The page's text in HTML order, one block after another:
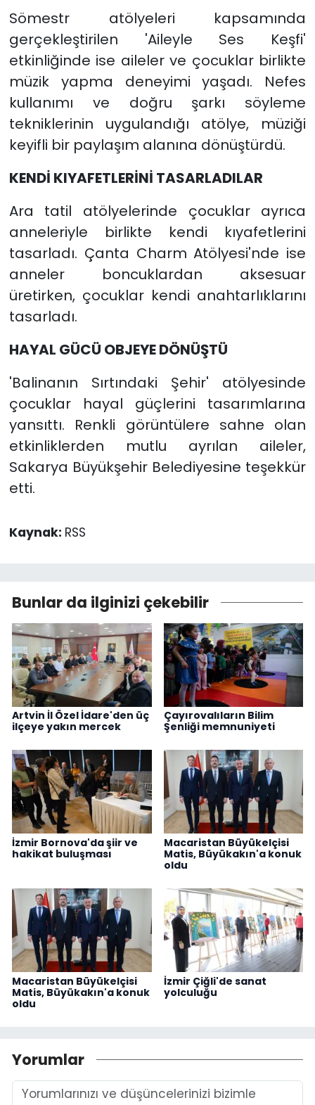
Sömestr atölyeleri kapsamında
gerçekleştirilen 'Aileyle Ses Keşfi'
etkinliğinde ise aileler ve çocuklar birlikte
müzik yapma deneyimi yaşadı. Nefes
kullanımı ve doğru şarkı söyleme
tekniklerinin uygulandığı atölye, müziği
keyifli bir paylaşım alanına dönüştürdü.
KENDİ KIYAFETLERİNİ TASARLADILAR
Ara tatil atölyelerinde çocuklar ayrıca
anneleriyle birlikte kendi kıyafetlerini
tasarladı. Çanta Charm Atölyesi'nde ise
anneler boncuklardan aksesuar
üretirken, çocuklar kendi anahtarlıklarını
tasarladı.
HAYAL GÜCÜ OBJEYE DÖNÜŞTÜ
'Balinanın Sırtındaki Şehir' atölyesinde
çocuklar hayal güçlerini tasarımlarına
yansıttı. Renkli görüntülere sahne olan
etkinliklerden mutlu ayrılan aileler,
Sakarya Büyükşehir Belediyesine teşekkür
etti.
Kaynak: RSS
Bunlar da ilginizi çekebilir
Artvin İl Özel İdare'den üç
ilçeye yakın mercek
Çayırovalıların Bilim
Şenliği memnuniyeti
İzmir Bornova'da şiir ve
hakikat buluşması
Macaristan Büyükelçisi
Matis, Büyükakın'a konuk
oldu
Macaristan Büyükelçisi
Matis, Büyükakın'a konuk
oldu
İzmir Çiğli'de sanat
yolculuğu
Yorumlar